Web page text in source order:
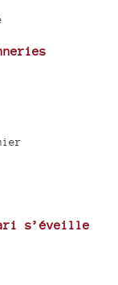
s’éveille